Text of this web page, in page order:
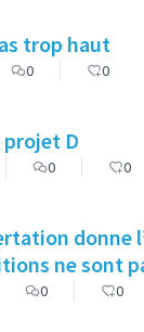
D - Pas trop haut
0 0
projet D
0 0
donne
ne sont
0 0